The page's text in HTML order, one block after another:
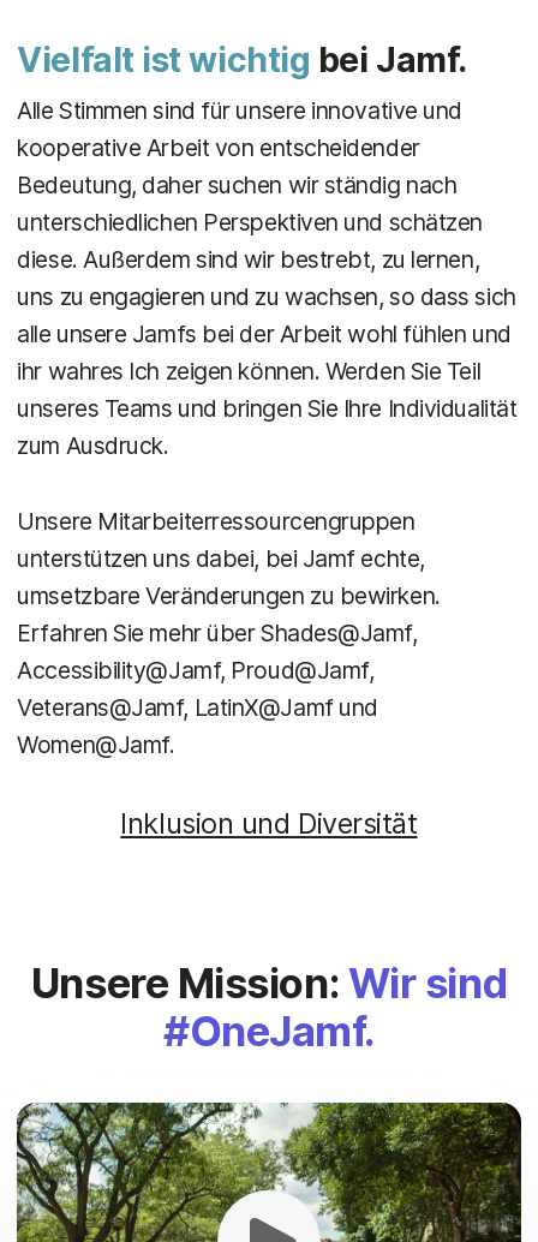
Vielfalt ist wichtig bei Jamf.
Alle Stimmen sind für unsere innovative und
kooperative Arbeit von entscheidender
Bedeutung, daher suchen wir ständig nach
unterschiedlichen Perspektiven und schätzen
diese. Außerdem sind wir bestrebt, zu lernen,
uns zu engagieren und zu wachsen, so dass sich
alle unsere Jamfs bei der Arbeit wohl fühlen und
ihr wahres Ich zeigen können. Werden Sie Teil
unseres Teams und bringen Sie Ihre Individualität
zum Ausdruck.
Unsere Mitarbeiterressourcengruppen
unterstützen uns dabei, bei Jamf echte,
umsetzbare Veränderungen zu bewirken.
Erfahren Sie mehr über Shades@Jamf,
Accessibility@Jamf, Proud@Jamf,
Veterans@Jamf, LatinX@Jamf und
Women@Jamf.
Inklusion und Diversität
Unsere Mission:Wir sind
#OneJamf.